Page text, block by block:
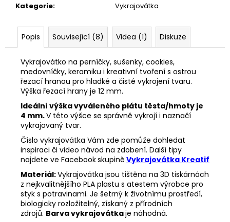
Kategorie: Vykrajovátka
Popis Související (8) Videa (1) Diskuze
Vykrajovátko na perníčky, sušenky, cookies,
medovníčky, keramiku i kreativní tvoření s ostrou
řezací hranou pro hladké a čisté vykrojení tvaru.
Výška řezací hrany je 12 mm.
Ideální výška vyváleného plátu těsta/hmoty je
4 mm.V této výšce se správně vykrojí i naznačí
vykrajovaný tvar.
Číslo vykrajovátka Vám zde pomůže dohledat
inspiraci či video návod na zdobení. Další tipy
najdete ve Facebookskupině Vykrajovátka Kreatif
Materiál:Vykrajovátka jsou tištěna na 3D tiskárnách
z nejkvalitnějšího PLA plastu s atestem výrobce pro
styk s potravinami. Je šetrný k životnímu prostředí,
biologicky rozložitelný, získaný z přírodních
zdrojů. Barva vykrajovátkaje náhodná.
VYKRAJOVÁTKA
MINI
VÁNOČNÍ
Kč